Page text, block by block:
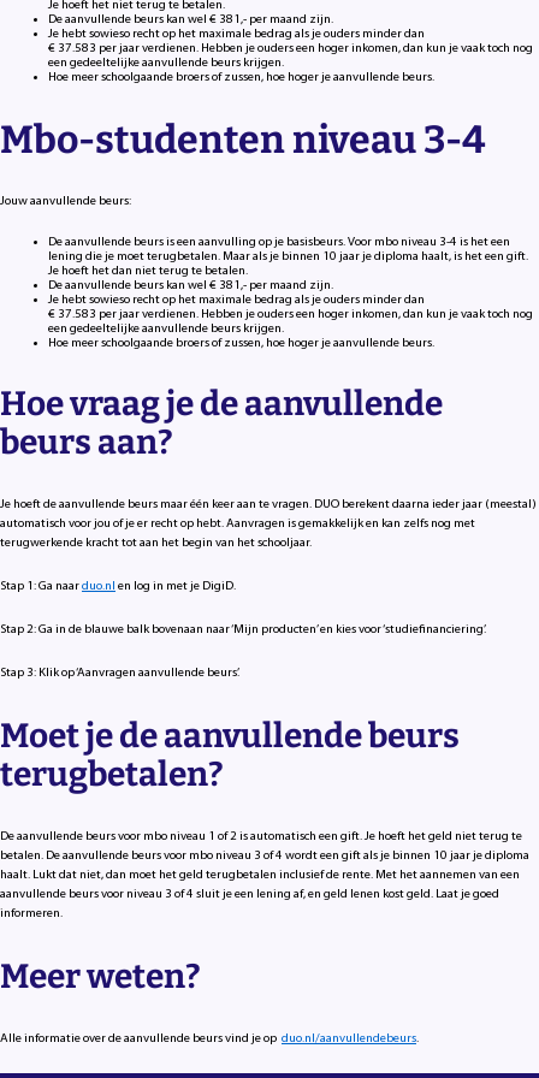
Je hoeft het niet terug te betalen.
De aanvullende beurs kan wel € 381,- per maand zijn.
Je hebt sowieso recht op het maximale bedrag als je ouders minder dan
€ 37.583 per jaar verdienen. Hebben je ouders een hoger inkomen, dan kun je vaak toch nog
een gedeeltelijke aanvullende beurs krijgen.
Hoe meer schoolgaande broers of zussen, hoe hoger je aanvullende beurs.
Mbo-studenten niveau 3-4
Jouw aanvullende beurs:
De aanvullende beurs is een aanvulling op je basisbeurs. Voor mbo niveau 3-4 is het een
lening die je moet terugbetalen. Maar als je binnen 10 jaar je diploma haalt, is het een gift.
Je hoeft het dan niet terug te betalen.
De aanvullende beurs kan wel € 381,- per maand zijn.
Je hebt sowieso recht op het maximale bedrag als je ouders minder dan
€ 37.583 per jaar verdienen. Hebben je ouders een hoger inkomen, dan kun je vaak toch nog
een gedeeltelijke aanvullende beurs krijgen.
Hoe meer schoolgaande broers of zussen, hoe hoger je aanvullende beurs.
Hoe vraag je de aanvullende
beurs aan?
Je hoeft de aanvullende beurs maar één keer aan te vragen. DUO berekent daarna ieder jaar (meestal)
automatisch voor jou of je er recht op hebt. Aanvragen is gemakkelijk en kan zelfs nog met
terugwerkende kracht tot aan het begin van het schooljaar.
Stap 1: Ga naarduo.nl en log in met je DigiD.
Stap 2: Ga in de blauwe balk bovenaan naar ‘Mijn producten’ en kies voor ‘studiefinanciering’.
Stap 3: Klik op ‘Aanvragen aanvullende beurs’.
Moet je de aanvullende beurs
terugbetalen?
De aanvullende beurs voor mbo niveau 1 of 2 is automatisch een gift. Je hoeft het geld niet terug te
betalen. De aanvullende beurs voor mbo niveau 3 of 4 wordt een gift als je binnen 10 jaar je diploma
haalt. Lukt dat niet, dan moet het geld terugbetalen inclusief de rente. Met het aannemen van een
aanvullende beurs voor niveau 3 of 4 sluit je een lening af, en geld lenen kost geld. Laat je goed
informeren.
Meer weten?
Alle informatie over de aanvullende beurs vind je op duo.nl/aanvullendebeurs.